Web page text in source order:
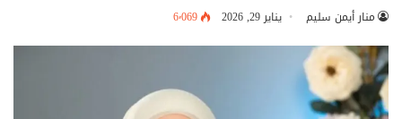
منار أيمن سليم يناير 29, 2026 6٬069